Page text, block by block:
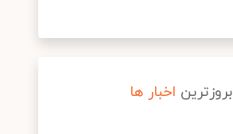
بروزترین اخبار ها